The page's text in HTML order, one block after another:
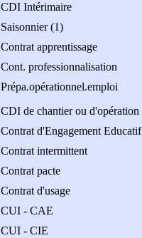
CDI Intérimaire
Saisonnier (1)
Contrat apprentissage
Cont. professionnalisation
Prépa.opérationnel.emploi
CDI de chantier ou d'opération
Contrat d'Engagement Educatif
Contrat intermittent
Contrat pacte
Contrat d'usage
CUI - CAE
CUI - CIE